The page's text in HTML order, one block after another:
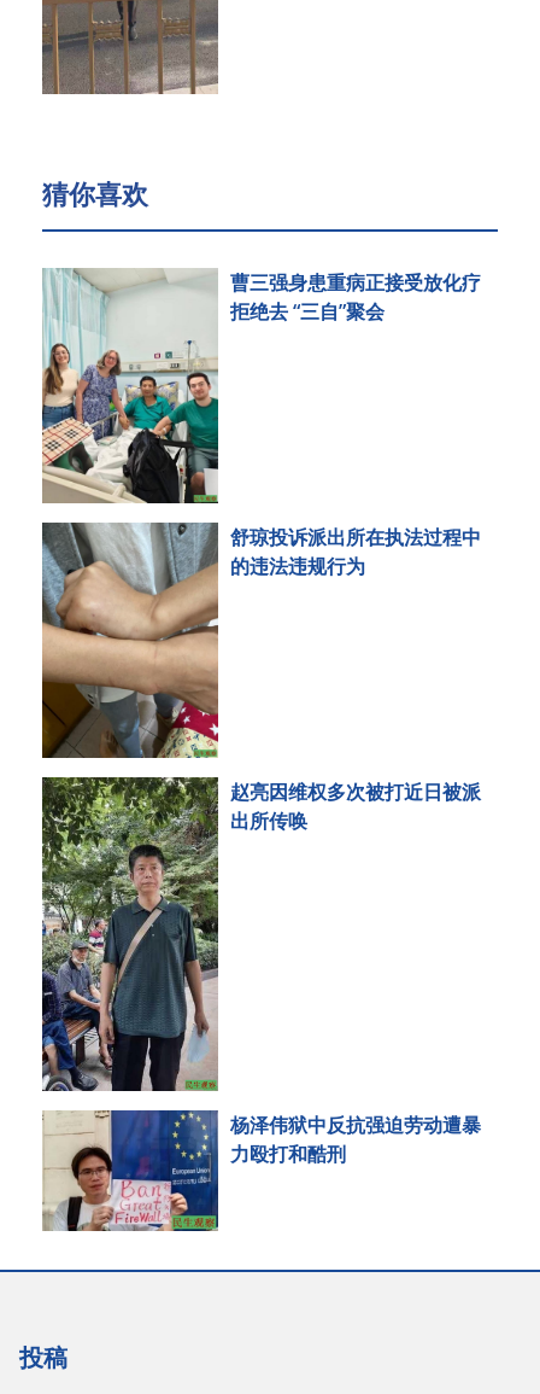
猜你喜欢
曹三强身患重病正接受放化疗
拒绝去 “三自”聚会
舒琼投诉派出所在执法过程中
的违法违规行为
赵亮因维权多次被打近日被派
出所传唤
杨泽伟狱中反抗强迫劳动遭暴
力殴打和酷刑
投稿